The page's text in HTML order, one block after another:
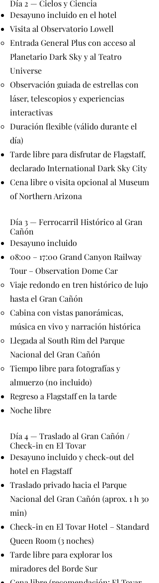
Día 2 — Cielos y Ciencia
Desayuno incluido en el hotel
Visita al Observatorio Lowell
Entrada General Plus con acceso al
Planetario Dark Sky y al Teatro
Universe
Observación guiada de estrellas con
láser, telescopios y experiencias
interactivas
Duración flexible (válido durante el
día)
Tarde libre para disfrutar de Flagstaff,
declarado International Dark Sky City
Cena libre o visita opcional al Museum
of Northern Arizona
Día 3 — Ferrocarril Histórico al Gran
Cañón
Desayuno incluido
08:00 – 17:00 Grand Canyon Railway
Tour – Observation Dome Car
Viaje redondo en tren histórico de lujo
hasta el Gran Cañón
Cabina con vistas panorámicas,
música en vivo y narración histórica
Llegada al South Rim del Parque
Nacional del Gran Cañón
Tiempo libre para fotografías y
almuerzo (no incluido)
Regreso a Flagstaff en la tarde
Noche libre
Día 4 — Traslado al Gran Cañón /
Check-in en El Tovar
Desayuno incluido y check-out del
hotel en Flagstaff
Traslado privado hacia el Parque
Nacional del Gran Cañón (aprox. 1 h 30
min)
Check-in en El Tovar Hotel – Standard
Queen Room (3 noches)
Tarde libre para explorar los
miradores del Borde Sur